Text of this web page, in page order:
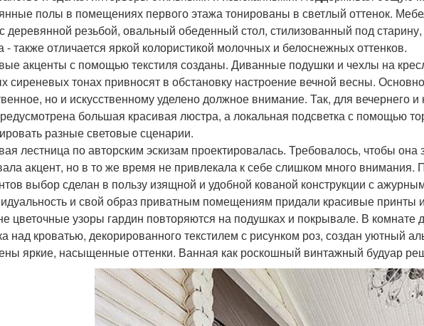
полы в помещениях первого этажа тонированы в светлый оттенок.
деревянной резьбой, овальный обеденный стол, стилизованный под
- также отличается яркой колористикой молочных и белоснежных оттенков.
акценты с помощью текстиля созданы. Диванные подушки и чехлы на
сиреневых тонах привносят в обстановку настроение вечной весны.
но и искусственному уделено должное внимание. Так, для вечернего
большая красивая люстра, а локальная подсветка с помощью
разные световые сценарии.
лестница по авторским эскизам проектировалась. Требовалось, чтобы
акцент, но в то же время не привлекала к себе слишком много внимания.
выбор сделан в пользу изящной и удобной кованой конструкции с
и свой образ приватным помещениям придали красивые принты
цветочные узоры гардин повторяются на подушках и покрывале. В комнате
над кроватью, декорированного текстилем с рисунком роз, создан уютный
яркие, насыщенные оттенки. Ванная как роскошный винтажный будуар